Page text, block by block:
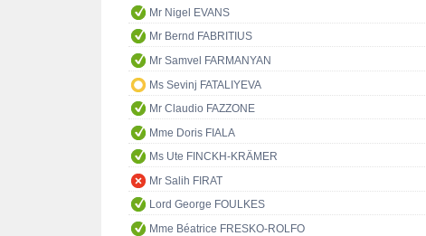
Mr Nigel EVANS
Mr Bernd FABRITIUS
Mr Samvel FARMANYAN
Ms Sevinj FATALIYEVA
Mr Claudio FAZZONE
Mme Doris FIALA
Ms Ute FINCKH-KRÄMER
Mr Salih FIRAT
Lord George FOULKES
Mme Béatrice FRESKO-ROLFO